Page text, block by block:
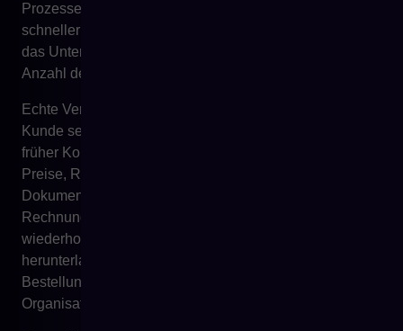
Prozesses bedeutet noch nicht, dass der Kunde
schneller kaufen kann, das Team effizienter arbeitet und
das Unternehmen Vertrieb skalieren kann, ohne die
Anzahl der Personen proportional zu erhöhen.
Echte Vertriebsautomatisierung beginnt dann, wenn der
Kunde selbstständig Zugriff auf Informationen erhält, die
früher Kontakt mit dem Team erforderten. Er kann seine
Preise, Rabatte, Verfügbarkeit, Bestellhistorie,
Dokumente, Status, Lieferbedingungen und
Rechnungen sehen. Er kann eine Bestellung
wiederholen, eine Angebotsanfrage senden, Dateien
herunterladen, mit Einkaufslisten arbeiten oder eine
Bestellung gemäß dem Freigabeprozess seiner
Organisation aufgeben.